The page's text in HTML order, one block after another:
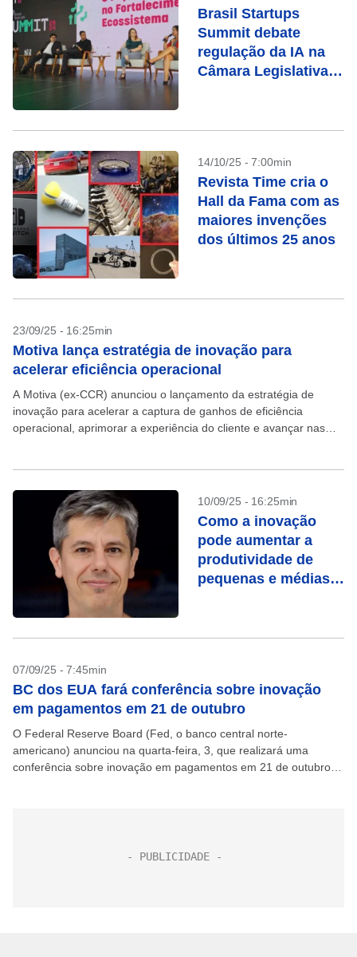
Brasil Startups
Summit debate
regulação da IA na
Câmara Legislativa
14/10/25 - 7:00min
Revista Time cria o
Hall da Fama com as
maiores invenções
dos últimos 25 anos
23/09/25 - 16:25min
Motiva lança estratégia de inovação para
acelerar eficiência operacional
A Motiva (ex-CCR) anunciou o lançamento da estratégia de
inovação para acelerar a captura de ganhos de eficiência
operacional, aprimorar a experiência do cliente e avançar nas
10/09/25 - 16:25min
Como a inovação
pode aumentar a
produtividade de
pequenas e médias
07/09/25 - 7:45min
BC dos EUA fará conferência sobre inovação
em pagamentos em 21 de outubro
O Federal Reserve Board (Fed, o banco central norte-
americano) anunciou na quarta-feira, 3, que realizará uma
conferência sobre inovação em pagamentos em 21 de outubro,